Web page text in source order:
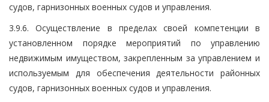
судов, гарнизонных военных судов и управления.
3.9.6. Осуществление в пределах своей компетенции в
установленном порядке мероприятий по управлению
недвижимым имуществом, закрепленным за управлением и
используемым для обеспечения деятельности районных
судов, гарнизонных военных судов и управления.